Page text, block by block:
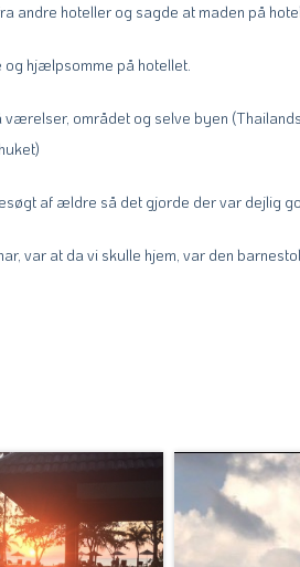
andre hoteller og sagde at maden på
og hjælpsomme på hotellet.
området og selve byen
af ældre så det gjorde der var dejlig
var at da vi skulle hjem, var den